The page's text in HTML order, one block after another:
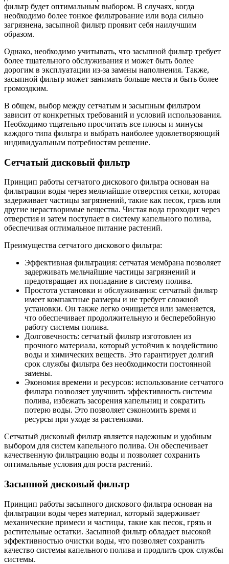
фильтр будет оптимальным выбором. В случаях, когда
необходимо более тонкое фильтрование или вода сильно
загрязнена, засыпной фильтр проявит себя наилучшим
образом.
Однако, необходимо учитывать, что засыпной фильтр требует
более тщательного обслуживания и может быть более
дорогим в эксплуатации из-за замены наполнения. Также,
засыпной фильтр может занимать больше места и быть более
громоздким.
В общем, выбор между сетчатым и засыпным фильтром
зависит от конкретных требований и условий использования.
Необходимо тщательно просчитать все плюсы и минусы
каждого типа фильтра и выбрать наиболее удовлетворяющий
индивидуальным потребностям решение.
Сетчатый дисковый фильтр
Принцип работы сетчатого дискового фильтра основан на
фильтрации воды через мельчайшие отверстия сетки, которая
задерживает частицы загрязнений, такие как песок, грязь или
другие нерастворимые вещества. Чистая вода проходит через
отверстия и затем поступает в систему капельного полива,
обеспечивая оптимальное питание растений.
Преимущества сетчатого дискового фильтра:
Эффективная фильтрация: сетчатая мембрана позволяет
задерживать мельчайшие частицы загрязнений и
предотвращает их попадание в систему полива.
Простота установки и обслуживания: сетчатый фильтр
имеет компактные размеры и не требует сложной
установки. Он также легко очищается или заменяется,
что обеспечивает продолжительную и бесперебойную
работу системы полива.
Долговечность: сетчатый фильтр изготовлен из
прочного материала, который устойчив к воздействию
воды и химических веществ. Это гарантирует долгий
срок службы фильтра без необходимости постоянной
замены.
Экономия времени и ресурсов: использование сетчатого
фильтра позволяет улучшить эффективность системы
полива, избежать засорения капельниц и сократить
потерю воды. Это позволяет сэкономить время и
ресурсы при уходе за растениями.
Сетчатый дисковый фильтр является надежным и удобным
выбором для систем капельного полива. Он обеспечивает
качественную фильтрацию воды и позволяет сохранить
оптимальные условия для роста растений.
Засыпной дисковый фильтр
Принцип работы засыпного дискового фильтра основан на
фильтрации воды через материал, который задерживает
механические примеси и частицы, такие как песок, грязь и
растительные остатки. Засыпной фильтр обладает высокой
эффективностью очистки воды, что позволяет сохранить
качество системы капельного полива и продлить срок службы
системы.